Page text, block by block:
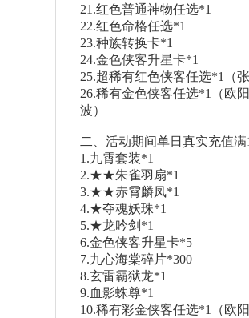
21.红色普通神物任选*1
22.红色命格任选*1
23.种族转换卡*1
24.金色侠客升星卡*1
25.超稀有红色侠客任选*1（
26.稀有金色侠客任选*1（欧
波）
二、活动期间单日真实充值
1.九霄套装*1
2.★★朱雀羽扇*1
3.★★赤霄麟凤*1
4.★夺魂妖珠*1
5.★龙吟剑*1
6.金色侠客升星卡*5
7.九心海棠碎片*300
8.玄雷霸狱龙*1
9.血影蛛尊*1
10.稀有彩金侠客任选*1（欧